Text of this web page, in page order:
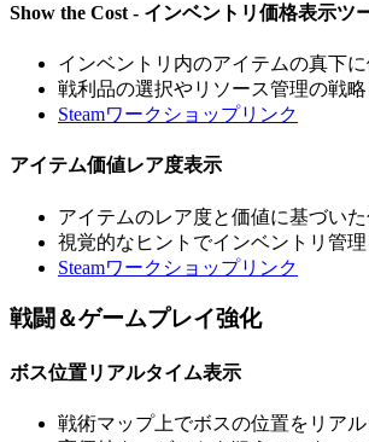
Show the Cost - インベントリ価格表示ツ
インベントリ内のアイテムの真下
戦利品の選択やリソース管理の戦
Steamワークショップリンク
アイテム価値レア度表示
アイテムのレア度と価値に基づい
視覚的なヒントでインベントリ管理
Steamワークショップリンク
戦闘＆ゲームプレイ強化
ボス位置リアルタイム表示
戦術マップ上でボスの位置をリアル